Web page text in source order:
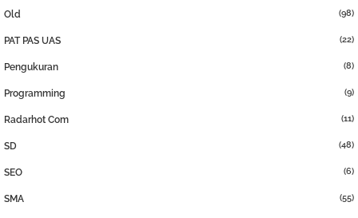
Old (98)
PAT PAS UAS (22)
Pengukuran (8)
Programming (9)
Radarhot Com (11)
SD (48)
SEO (6)
SMA (55)